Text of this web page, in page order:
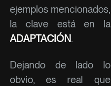
ejemplos mencionados,
la clave está en la
ADAPTACIÓN.
Dejando de lado lo
obvio, es real que